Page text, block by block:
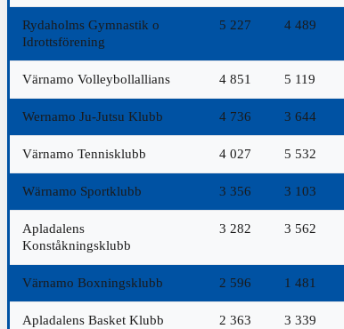
Rydaholms Gymnastik o
Idrottsförening
5 227 4 489
Värnamo Volleybollallians 4 851 5 119
Wernamo Ju-Jutsu Klubb 4 736 3 644
Värnamo Tennisklubb 4 027 5 532
Wärnamo Sportklubb 3 356 3 103
Apladalens
Konståkningsklubb
3 282 3 562
Värnamo Boxningsklubb 2 596 1 481
Apladalens Basket Klubb 2 363 3 339